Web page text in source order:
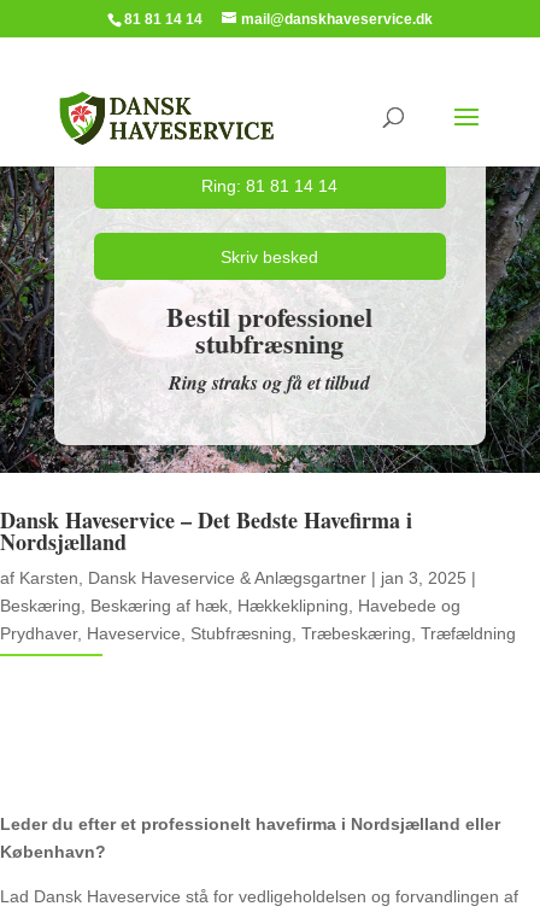
81 81 14 14 mail@danskhaveservice.dk
Ring: 81 81 14 14
Skriv besked
Bestil professionel
stubfræsning
Ring straks og få et tilbud
Dansk Haveservice – Det Bedste Havefirma i
Nordsjælland
af Karsten, Dansk Haveservice & Anlægsgartner | jan 3, 2025 |
Beskæring
Beskæring af hæk Hækkeklipning
Havebede og
Prydhaver, Haveservice Stubfræsning Træbeskæring Træfældning
Leder du efter et professionelt havefirma i Nordsjælland eller
København?
Lad Dansk Haveservice stå for vedligeholdelsen og forvandlingen af